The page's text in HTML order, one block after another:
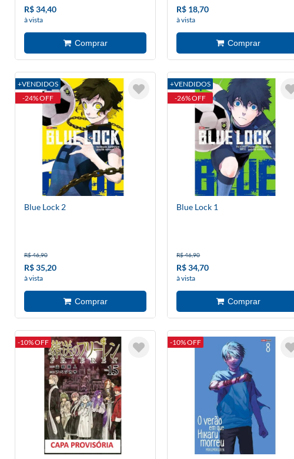
R$ 34,40
à vista
R$ 18,70
à vista
+VENDIDOS
-24% OFF
Blue Lock 2
R$ 46,90
R$ 35,20
à vista
+VENDIDOS
-26% OFF
Blue Lock 1
R$ 46,90
R$ 34,70
à vista
-10% OFF -10% OFF